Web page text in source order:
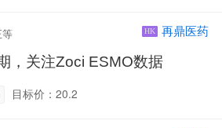
HK 再鼎医药
，关注Zoci ESMO数据
目标价：20.2